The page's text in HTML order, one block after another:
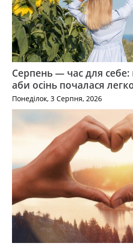
Серпень — час для
аби осінь почалася
Понеділок, 3 Серпня, 2026